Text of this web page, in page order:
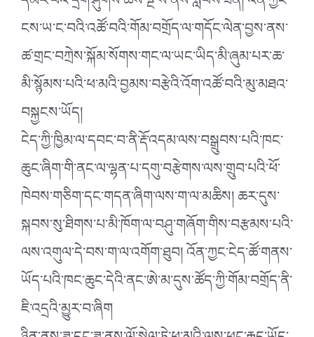
ངས་ཡ་ང་བའི་འཚོ་བའི་གོམ་བགྲོད་ལ་གདོང་ལེན་བྱས་ནས་
ཚ་གྲང་བཀྲེས་སྐོམ་སོགས་གང་ལ་ཡང་ཡིད་མི་ཞུམ་པར་ཆ་
མི་སྙོམས་པའི་ཕ་མའི་བྱམས་བརྩེའི་འོག་འཚོ་བའི་མུ་མཐའ་
བསྐྱངས་ཡོད།
ངེད་ཀྱི་ཁྱིམ་ལ་དབང་བ་ནི་རྡོ་འདམ་ལས་བསྒྲུབས་པའི་ཁང་
ཆུང་ཞིག་གི་ནང་ལ་ལྷན་པ་དགུ་བརྩེགས་ལས་གྲུབ་པའི་ཕོ་
ཁེབས་གཅིག་དང་གདན་ཞིག་ལས་ག་ལ་མཆིས། ཆར་དུས་
སྐབས་སུ་ཐིགས་པ་མི་ཁོག་ལ་བཤུ་གཞོག་གིས་བརྩམས་པའི་
ལས་འགུལ་དེ་བས་ག་ལ་འགོག་ཐུབ། འོན་ཀྱང་ངེད་ཚོ་གནས་
ཡོད་པའི་ཁང་ཆུང་དེའི་ནང་ཨེ་མ་དུས་ཚོད་ཀྱི་གོམ་བགྲོད་ནི་
ཇི་འདྲའི་མྱུར་བ་ཞིག